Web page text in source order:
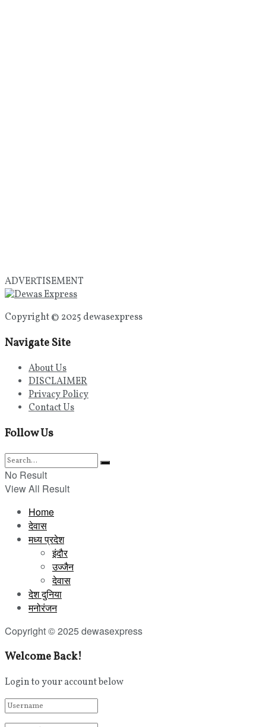
ADVERTISEMENT
Copyright © 2025 dewasexpress
Navigate Site
About Us
DISCLAIMER
Privacy Policy
Contact Us
Follow Us
No Result
View All Result
Home
देवास
मध्य प्रदेश
इंदौर
उज्जैन
देवास
देश दुनिया
मनोरंजन
Copyright © 2025 dewasexpress
Welcome Back!
Login to your account below